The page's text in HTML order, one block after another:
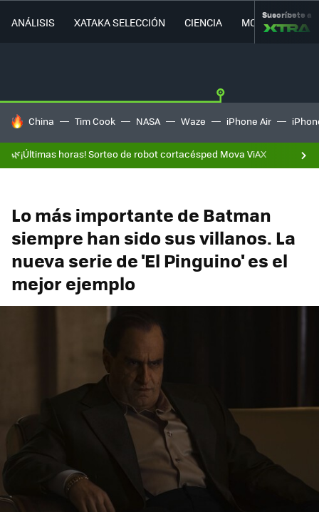
ANÁLISIS XATAKA SELECCIÓN CIENCIA MOVILIDAD
Suscríbete a
HOY SE HABLA DE
China Tim Cook NASA Waze iPhone Air
🌿¡Últimas horas! Sorteo de robot cortacésped Mova ViAX
Lo más importante de Batman
siempre han sido sus villanos. La
nueva serie de 'El Pinguino' es el
mejor ejemplo